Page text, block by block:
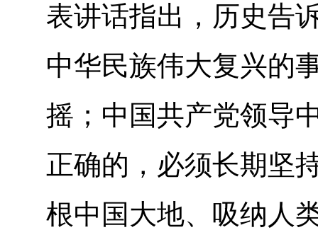
表讲话指出，历史告
中华民族伟大复兴的
摇；中国共产党领导
正确的，必须长期坚
根中国大地、吸纳人